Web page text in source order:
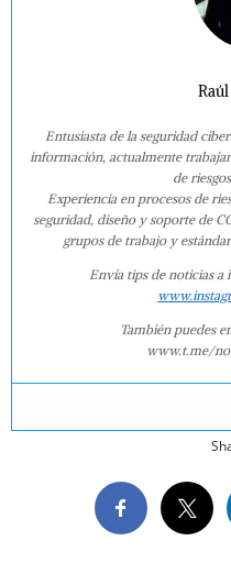
Entusiasta de la seguridad
información, actualmente
de
Experiencia en procesos de
seguridad, diseño y soporte de
grupos de trabajo y
Envía tips de noticias a
También puedes
www.t.me/